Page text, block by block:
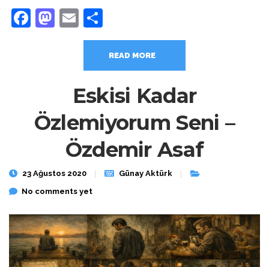
Facebook
Mastodon
Email
READ MORE
Eskisi Kadar
Özlemiyorum Seni –
Özdemir Asaf
23 Ağustos 2020
Günay Aktürk
No comments yet